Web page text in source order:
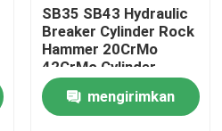
SB35 SB43 Hydraulic
Breaker Cylinder Rock
Hammer 20CrMo
42CrMo Cylinder
Kepala Depan DS13C
mengirimkan